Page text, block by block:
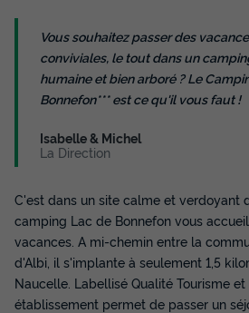
chambre)
Annulation gratuite
Surface
20m²
Adultes
2 1
Voir le plan 2D
Terrasse semi-couverte
CHALET 2 personnes - Confort 20
du 19/09/2026au26/09/2026
Meilleur prix pour 7 nuits
Modifier les dates
Vous souhaitez passer des
conviviales, le tout dans un
humaine et bien arboré ? Le
Bonnefon*** est ce qu'il vous faut !
Isabelle & Michel
La Direction
C'est dans un site calme et verdoyant
camping Lac de Bonnefon vous
vacances. A mi-chemin entre la
d'Albi, il s'implante à seulement 1,5
Naucelle. Labellisé Qualité Tourisme
établissement permet de passer un